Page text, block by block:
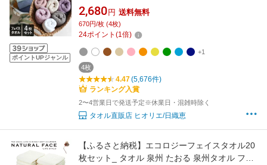
ポイントUPジャンル
タオル 4枚同色セット 楽天1位受賞 / 約
34×86cm タオル 厚手 吸水 ギフト セット まと
め買い 福袋 SALE バーゲン 送料無料 メディア
2,680 円 送料無料
670円/枚 (4枚)
24ポイント (1倍)
+1
4枚
4.47(5,676件)
ランキング入賞
2〜4営業日で発送予定※休業日・混雑時除く
タオル直販店 ヒオリエ/日織恵
【ふるさと納税】エコロジーフェイスタオル20
枚セット_ タオル 泉州 たおる 泉州タオル フェ